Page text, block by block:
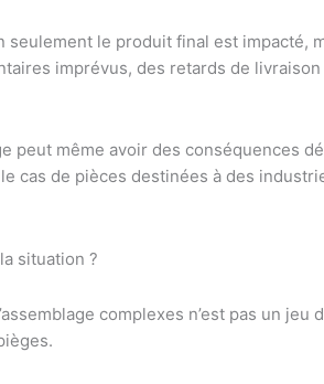
seulement le produit final est impacté,
imprévus, des retards de
peut même avoir des conséquences
cas de pièces destinées à des
situation ?
complexes n’est pas un jeu